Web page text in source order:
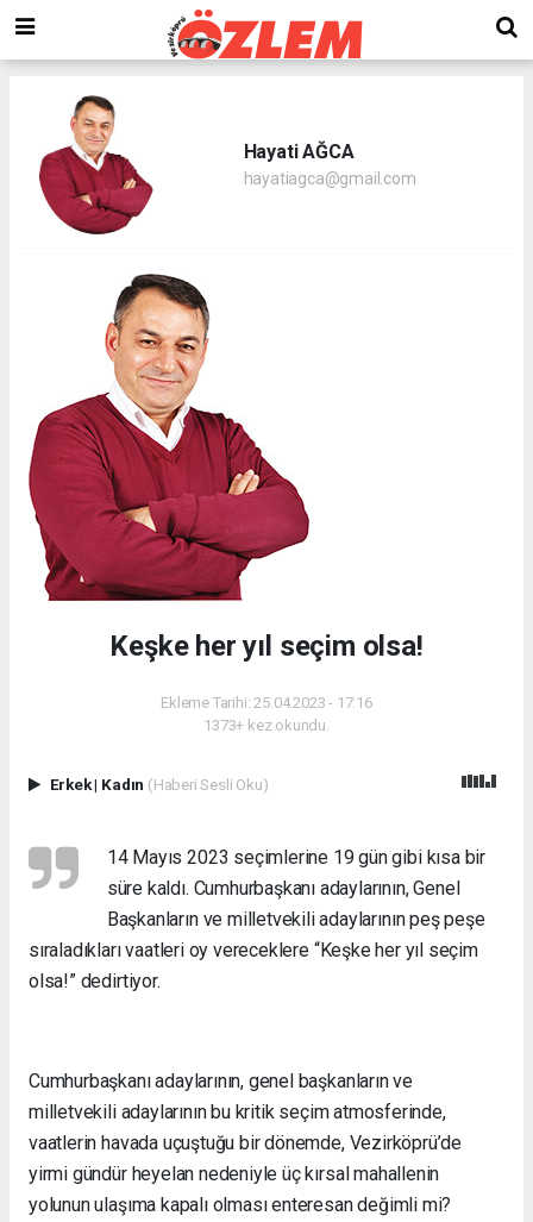
Hayati AĞCA
hayatiagca@gmail.com
Keşke her yıl seçim olsa!
Ekleme Tarihi: 25.04.2023 - 17:16
1373+ kez okundu.
Erkek| Kadın (Haberi Sesli Oku)
14 Mayıs 2023 seçimlerine 19 gün gibi kısa bir
süre kaldı. Cumhurbaşkanı adaylarının, Genel
Başkanların ve milletvekili adaylarının peş peşe
sıraladıkları vaatleri oy vereceklere “Keşke her yıl seçim
olsa!” dedirtiyor.
Cumhurbaşkanı adaylarının, genel başkanların ve
milletvekili adaylarının bu kritik seçim atmosferinde,
vaatlerin havada uçuştuğu bir dönemde, Vezirköprü’de
yirmi gündür heyelan nedeniyle üç kırsal mahallenin
yolunun ulaşıma kapalı olması enteresan değimli mi?